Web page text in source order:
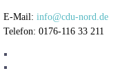
E-Mail: info@cdu-nord.de
Telefon: 0176-116 33 211